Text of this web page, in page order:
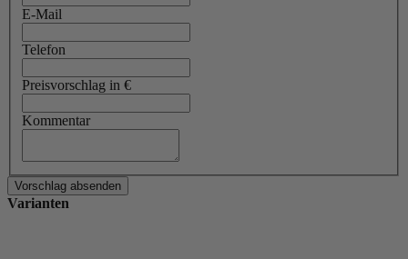
E-Mail
Telefon
Preisvorschlag in €
Kommentar
Varianten